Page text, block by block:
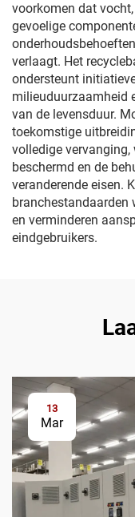
voorkomen dat
gevoelige
verlaagt. Het
ondersteunt
milieuduurzaamheid
van de levensduur.
toekomstige
volledige
beschermd en de
veranderende eisen.
branchestandaarden
en verminderen
eindgebruikers.
13
Mar